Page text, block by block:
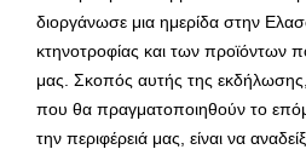
διοργάνωσε μια ημερίδα στην
κτηνοτροφίας και των προϊόντων
μας. Σκοπός αυτής της
που θα πραγματοποιηθούν το
την περιφέρειά μας, είναι να